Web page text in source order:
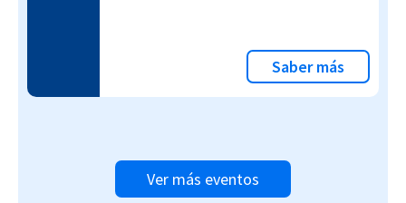
Saber más
Ver más eventos